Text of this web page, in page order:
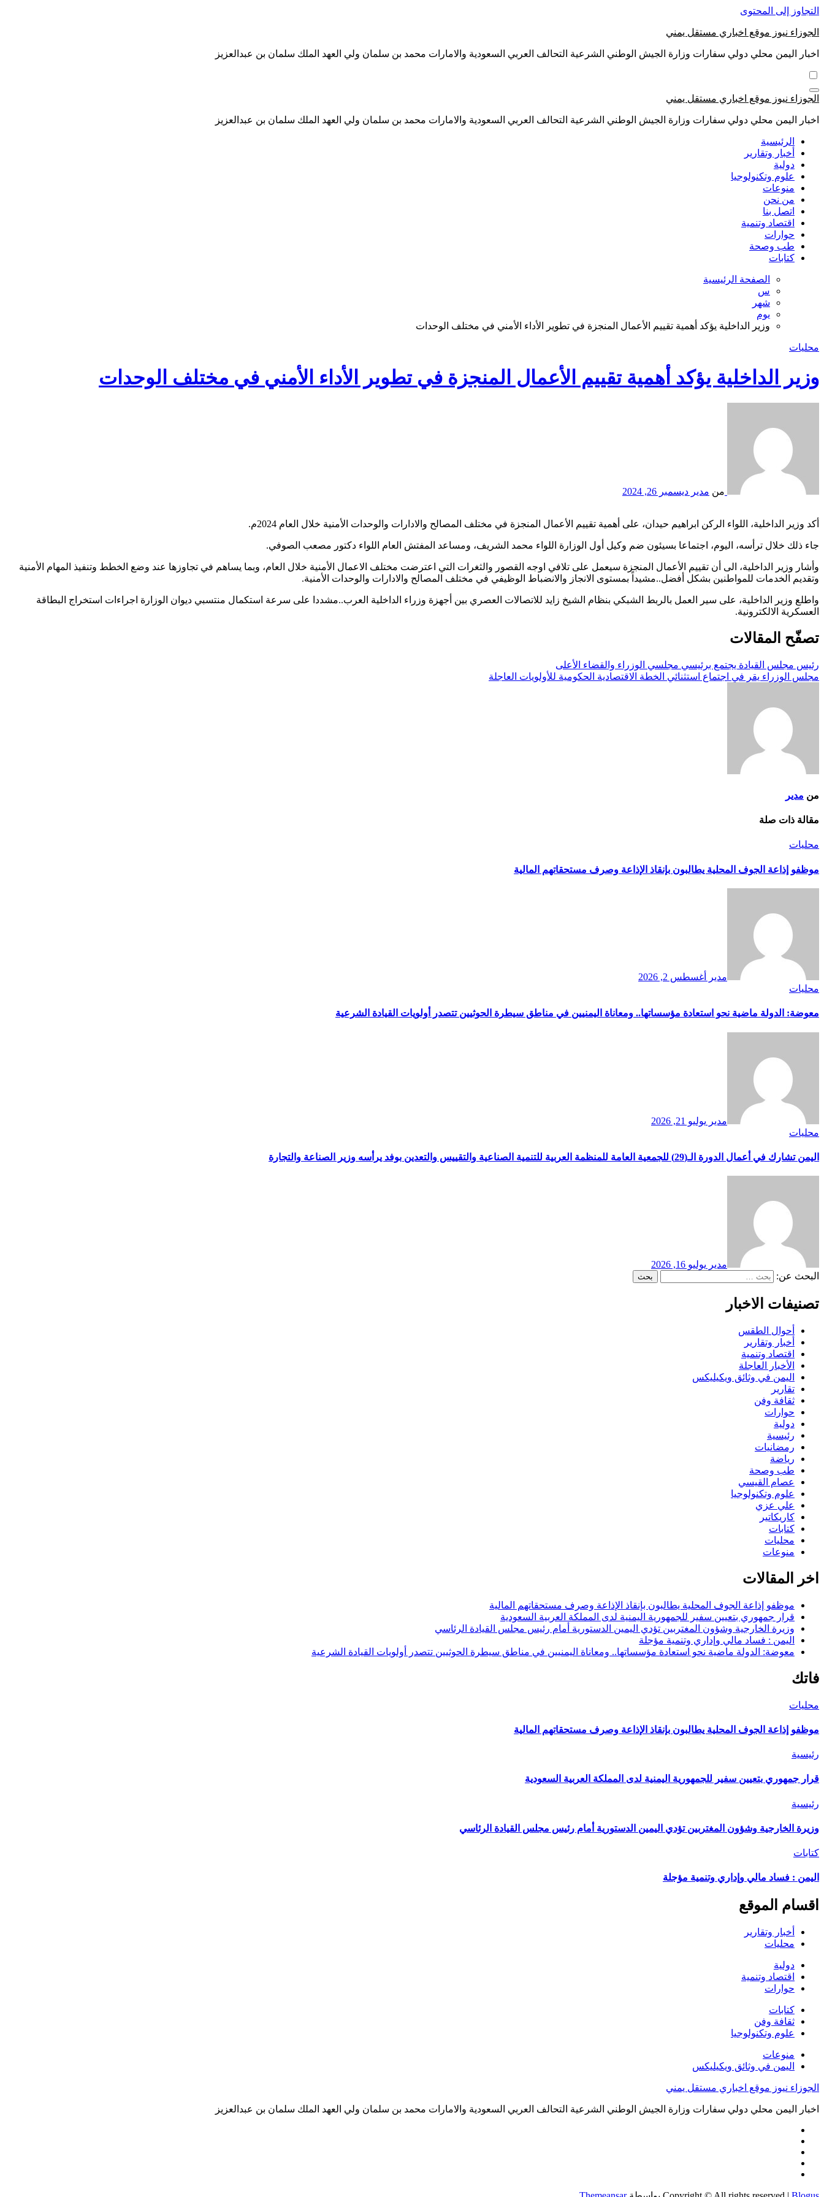
التجاوز إلى المحتوى
الجوزاء نيوز موقع اخباري مستقل يمني
اخبار اليمن محلي دولي سفارات وزارة الجيش الوطني الشرعية التحالف العربي السعودية والامارات محمد بن سلمان ولي العهد الملك سلمان بن عبدالعزيز
الجوزاء نيوز موقع اخباري مستقل يمني
اخبار اليمن محلي دولي سفارات وزارة الجيش الوطني الشرعية التحالف العربي السعودية والامارات محمد بن سلمان ولي العهد الملك سلمان بن عبدالعزيز
الرئيسية
أخبار وتقارير
دولية
علوم وتكنولوجيا
منوعات
من نحن
اتصل بنا
اقتصاد وتنمية
حوارات
طب وصحة
كتابات
الصفحة الرئيسية
س
شهر
يوم
وزير الداخلية يؤكد أهمية تقييم الأعمال المنجزة في تطوير الأداء الأمني في مختلف الوحدات
محليات
وزير الداخلية يؤكد أهمية تقييم الأعمال المنجزة في تطوير الأداء الأمني في مختلف الوحدات
من مدير ديسمبر 26, 2024
أكد وزير الداخلية، اللواء الركن ابراهيم حيدان، على أهمية تقييم الأعمال المنجزة في مختلف المصالح والادارات والوحدات الأمنية خلال العام 2024م.
جاء ذلك خلال ترأسه، اليوم، اجتماعا بسيئون ضم وكيل أول الوزارة اللواء محمد الشريف، ومساعد المفتش العام اللواء دكتور مصعب الصوفي.
وأشار وزير الداخلية، الى أن تقييم الأعمال المنجزة سيعمل على تلافي اوجه القصور والثغرات التي اعترضت مختلف الاعمال الأمنية خلال العام، وبما يساهم في تجاوزها عند وضع الخطط وتنفيذ المهام الأمنية
وتقديم الخدمات للمواطنين بشكل أفضل..مشيداً بمستوى الانجاز والانضباط الوظيفي في مختلف المصالح والادارات والوحدات الأمنية.
واطلع وزير الداخلية، على سير العمل بالربط الشبكي بنظام الشيخ زايد للاتصالات العصري بين أجهزة وزراء الداخلية العرب..مشددا على سرعة استكمال منتسبي ديوان الوزارة اجراءات استخراج البطاقة
العسكرية الالكترونية.
تصفّح المقالات
رئيس مجلس القيادة يجتمع برئيسي مجلسي الوزراء والقضاء الأعلى
مجلس الوزراء يقر في اجتماع استثنائي الخطة الاقتصادية الحكومية للأولويات العاجلة
من مدير
مقالة ذات صلة
محليات
موظفو إذاعة الجوف المحلية يطالبون بإنقاذ الإذاعة وصرف مستحقاتهم المالية
مدير
أغسطس 2, 2026
محليات
معوضة: الدولة ماضية نحو استعادة مؤسساتها.. ومعاناة اليمنيين في مناطق سيطرة الحوثيين تتصدر أولويات القيادة الشرعية
مدير يوليو 21, 2026
محليات
اليمن تشارك في أعمال الدورة الـ(29) للجمعية العامة للمنظمة العربية للتنمية الصناعية والتقييس والتعدين بوفد يرأسه وزير الصناعة والتجارة
مدير يوليو 16, 2026
البحث عن:
تصنيفات الاخبار
أحوال الطقس
أخبار وتقارير
اقتصاد وتنمية
الأخبار العاجلة
اليمن في وثائق ويكيليكس
تقارير
ثقافة وفن
حوارات
دولية
رئيسية
رمضانيات
رياضة
طب وصحة
عصام القيسي
علوم وتكنولوجيا
علي عزي
كاريكاتير
كتابات
محليات
منوعات
اخر المقالات
موظفو إذاعة الجوف المحلية يطالبون بإنقاذ الإذاعة وصرف مستحقاتهم المالية
قرار جمهوري بتعيين سفير للجمهورية اليمنية لدى المملكة العربية السعودية
وزيرة الخارجية وشؤون المغتربين تؤدي اليمين الدستورية أمام رئيس مجلس القيادة الرئاسي
اليمن : فساد مالي وإداري وتنمية مؤجلة
معوضة: الدولة ماضية نحو استعادة مؤسساتها.. ومعاناة اليمنيين في مناطق سيطرة الحوثيين تتصدر أولويات القيادة الشرعية
فاتك
محليات
موظفو إذاعة الجوف المحلية يطالبون بإنقاذ الإذاعة وصرف مستحقاتهم المالية
رئيسية
قرار جمهوري بتعيين سفير للجمهورية اليمنية لدى المملكة العربية السعودية
رئيسية
وزيرة الخارجية وشؤون المغتربين تؤدي اليمين الدستورية أمام رئيس مجلس القيادة الرئاسي
كتابات
اليمن : فساد مالي وإداري وتنمية مؤجلة
اقسام الموقع
أخبار وتقارير
محليات
دولية
اقتصاد وتنمية
حوارات
كتابات
ثقافة وفن
علوم وتكنولوجيا
منوعات
اليمن في وثائق ويكيليكس
الجوزاء نيوز موقع اخباري مستقل يمني
اخبار اليمن محلي دولي سفارات وزارة الجيش الوطني الشرعية التحالف العربي السعودية والامارات محمد بن سلمان ولي العهد الملك سلمان بن عبدالعزيز